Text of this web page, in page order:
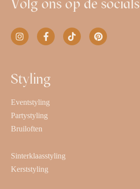
Volg ons op de socials
Styling
Eventstyling
Partystyling
Bruiloften
Sinterklaasstyling
Kerststyling